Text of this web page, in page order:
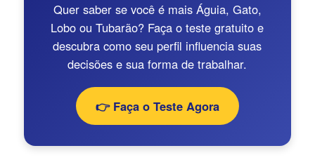
Quer saber se você é mais Águia, Gato,
Lobo ou Tubarão? Faça o teste gratuito e
descubra como seu perfil influencia suas
decisões e sua forma de trabalhar.
👉 Faça o Teste Agora